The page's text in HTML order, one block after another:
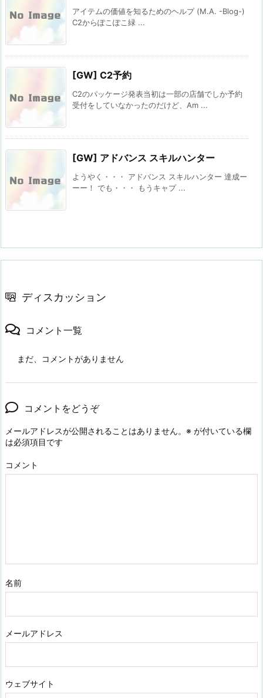
アイテムの価値を知るためのヘルプ (M.A. -Blog-)
C2からぽこぽこ緑 ...
[GW] C2予約
C2のパッケージ発表当初は一部の店舗でしか予約
受付をしていなかったのだけど、Am ...
[GW] アドバンス スキルハンター
ようやく・・・ アドバンス スキルハンター 達成ー
ーー！ でも・・・ もうキャプ ...
ディスカッション
コメント一覧
まだ、コメントがありません
コメントをどうぞ
メールアドレスが公開されることはありません。 ※ が付いている欄
は必須項目です
コメント
名前
メールアドレス
ウェブサイト